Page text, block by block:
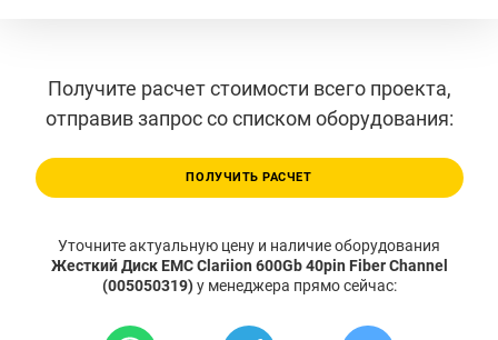
Получите расчет стоимости всего проекта,
отправив запрос со списком оборудования:
ПОЛУЧИТЬ РАСЧЕТ
Уточните актуальную цену и наличие оборудования
Жесткий Диск EMC Clariion 600Gb 40pin Fiber Channel
(005050319)у менеджера прямо сейчас: